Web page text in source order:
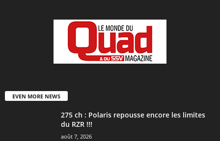
EVEN MORE NEWS
275 ch : Polaris repousse encore les limites
du RZR !!!
août 7, 2026